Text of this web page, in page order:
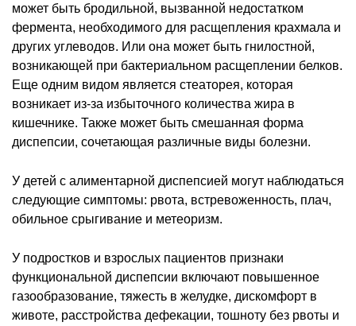
может быть бродильной, вызванной недостатком
фермента, необходимого для расщепления крахмала и
других углеводов. Или она может быть гнилостной,
возникающей при бактериальном расщеплении белков.
Еще одним видом является стеаторея, которая
возникает из-за избыточного количества жира в
кишечнике. Также может быть смешанная форма
диспепсии, сочетающая различные виды болезни.
У детей с алиментарной диспепсией могут наблюдаться
следующие симптомы: рвота, встревоженность, плач,
обильное срыгивание и метеоризм.
У подростков и взрослых пациентов признаки
функциональной диспепсии включают повышенное
газообразование, тяжесть в желудке, дискомфорт в
животе, расстройства дефекации, тошноту без рвоты и